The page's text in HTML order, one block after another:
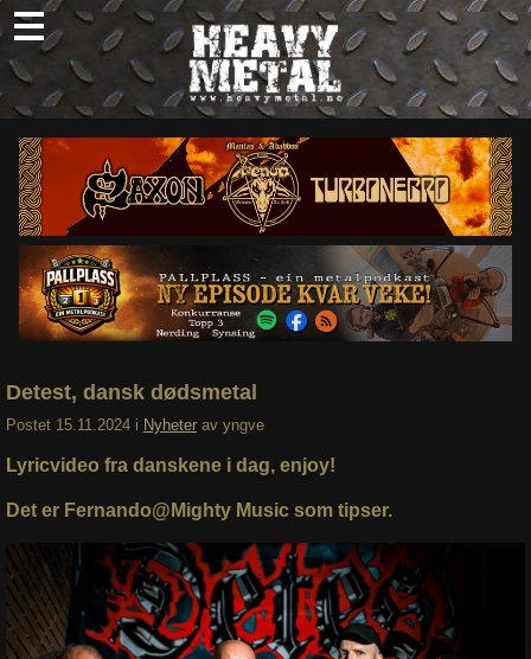
Skip
to
content
Nyheter
Omtaler
Intervjuer
Om oss
Abonner
Søk
Detest, dansk dødsmetal
Postet 15.11.2024 i Nyheter av yngve
Lyricvideo fra danskene i dag, enjoy!
Det er Fernando@Mighty Music som tipser.